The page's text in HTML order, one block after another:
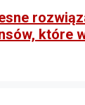
które